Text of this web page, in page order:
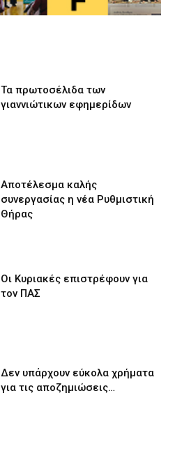
Τα πρωτοσέλιδα των
γιαννιώτικων εφημερίδων
Αποτέλεσμα καλής
συνεργασίας η νέα Ρυθμιστική
Θήρας
Οι Κυριακές επιστρέφουν για
τον ΠΑΣ
Δεν υπάρχουν εύκολα χρήματα
για τις αποζημιώσεις…